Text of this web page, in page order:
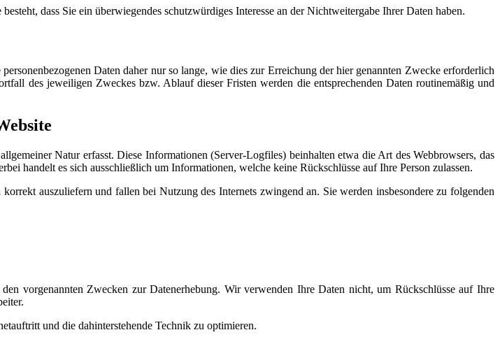
dass Sie ein überwiegendes schutzwürdiges Interesse an der Nichtweitergabe Ihrer Daten haben.
Daten daher nur so lange, wie dies zur Erreichung der hier genannten Zwecke erforderlich
des jeweiligen Zweckes bzw. Ablauf dieser Fristen werden die entsprechenden Daten routinemäßig und
Natur erfasst. Diese Informationen (Server-Logfiles) beinhalten etwa die Art des Webbrowsers, das
handelt es sich ausschließlich um Informationen, welche keine Rückschlüsse auf Ihre Person zulassen.
auszuliefern und fallen bei Nutzung des Internets zwingend an. Sie werden insbesondere zu folgenden
vorgenannten Zwecken zur Datenerhebung. Wir verwenden Ihre Daten nicht, um Rückschlüsse auf Ihre
und die dahinterstehende Technik zu optimieren.